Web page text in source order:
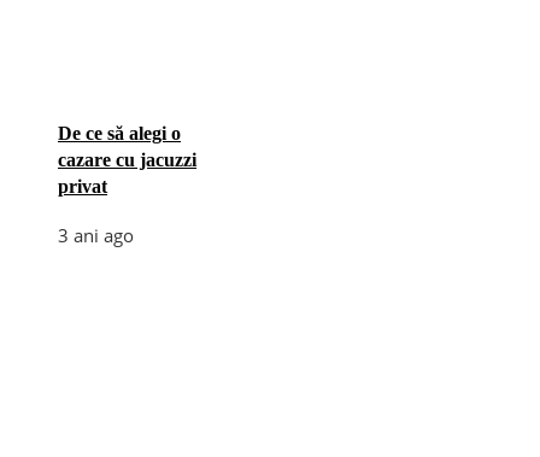
De ce să alegi o
cazare cu jacuzzi
privat
3 ani ago